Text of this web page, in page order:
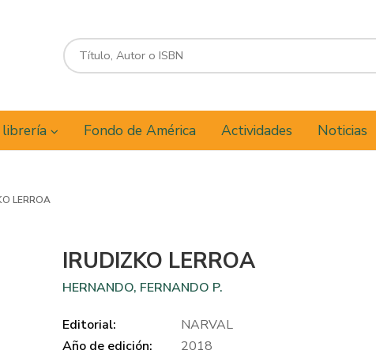
librería Fondo de América Actividades Noticias
LERROA
IRUDIZKO LERROA
HERNANDO, FERNANDO P.
Editorial:
NARVAL
Año de edición:
2018